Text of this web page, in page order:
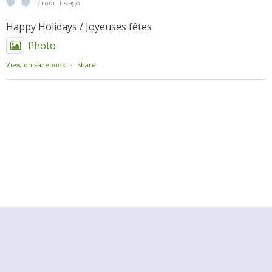
7 months ago
Happy Holidays / Joyeuses fêtes
Photo
View on Facebook · Share